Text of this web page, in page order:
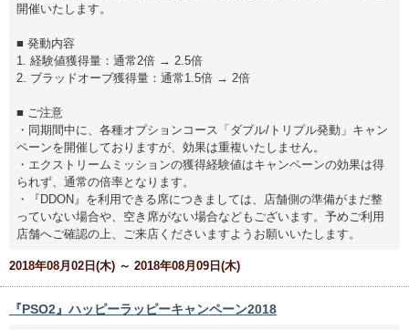
開催いたします。
■ 発動内容
1. 経験値獲得量：通常2倍 → 2.5倍
2. ブラッドオーブ獲得量：通常1.5倍 → 2倍
■ ご注意
・同期間中に、各種オプションコース「ダブル/トリプル発動」キャン
ペーンを開催しておりますが、効果は重複いたしません。
・エクストリームミッションの獲得経験値はキャンペーンの効果は得
られず、通常の倍率となります。
・『DDON』を利用できる席につきましては、店舗側の準備がまだ整
っていない場合や、空き席がない場合などもございます。予めご利用
店舗へご確認の上、ご来店くださいますようお願いいたします。
2018年08月02日(木) ～ 2018年08月09日(木)
『PSO2』ハッピーラッピーキャンペーン2018